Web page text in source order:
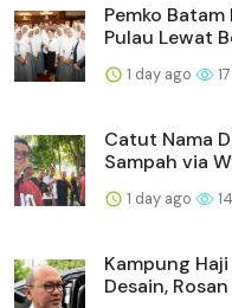
Pemko
Pulau Lewat
1 day ago 17
Catut Nama
Sampah via
1 day ago 14
Kampung
Desain, Rosan